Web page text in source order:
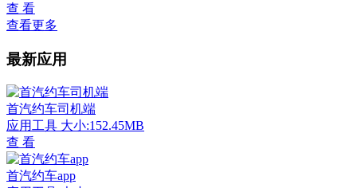
查 看
查看更多
最新应用
首汽约车司机端
应用工具 大小:152.45MB
查 看
首汽约车app